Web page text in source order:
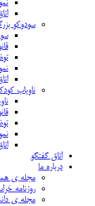
سودوکو
ناویاب
اتاق گفتگو
درباره ما
مجله ی
روزنامه
مجله ی